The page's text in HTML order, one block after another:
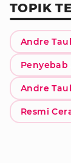
TOPIK
Andre
Penyebab
Andre
Resmi